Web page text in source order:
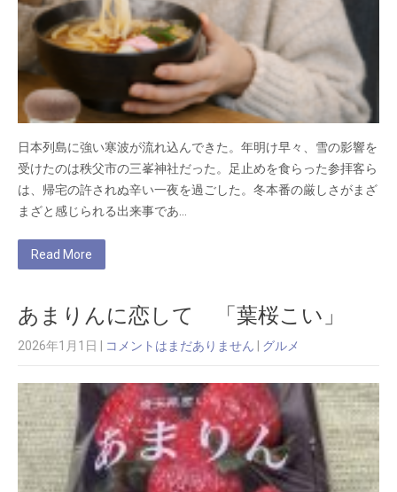
日本列島に強い寒波が流れ込んできた。年明け早々、雪の影響を
受けたのは秩父市の三峯神社だった。足止めを食らった参拝客ら
は、帰宅の許されぬ辛い一夜を過ごした。冬本番の厳しさがまざ
まざと感じられる出来事であ…
Read More
あまりんに恋して 「葉桜こい」
2026年1月1日 コメントはまだありません グルメ